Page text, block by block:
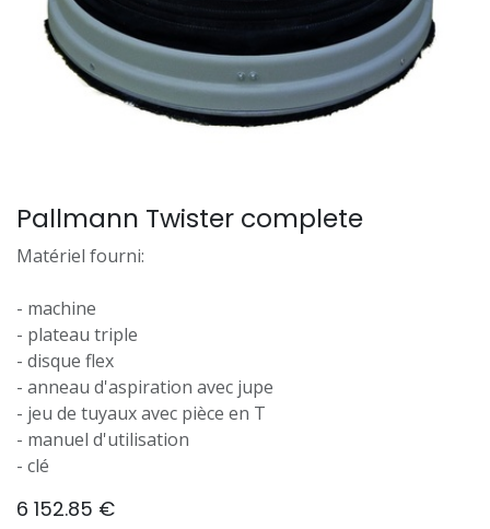
Pallmann Twister complete
Matériel fourni:
- machine
- plateau triple
- disque flex
- anneau d'aspiration avec jupe
- jeu de tuyaux avec pièce en T
- manuel d'utilisation
- clé
6 152.85 €